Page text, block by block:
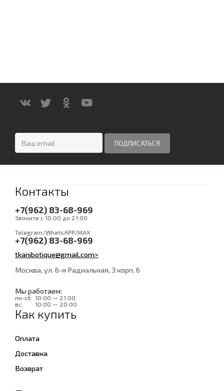
Контакты
+7(962) 83-68-969
Звоните с 10:00 до 21:00
Telegram/WhatsAPP/MAX
+7(962) 83-68-969
tkanibotique@gmail.com>
Москва, ул. 6-я Радиальная, 3 корп. 6
Мы работаем:
пн-сб: 10:00 — 21:00
вс:
10:00 — 20:00
Как купить
Оплата
Доставка
Возврат